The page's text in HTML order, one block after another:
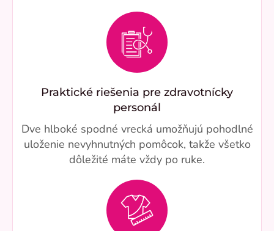
Praktické riešenia pre zdravotnícky
personál
Dve hlboké spodné vrecká umožňujú pohodlné
uloženie nevyhnutných pomôcok, takže všetko
dôležité máte vždy po ruke.